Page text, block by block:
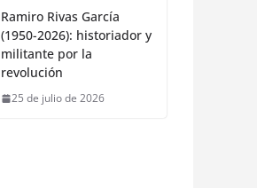
Ramiro Rivas García
(1950-2026): historiador y
militante por la
revolución
25 de julio de 2026